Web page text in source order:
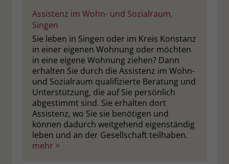
Assistenz im Wohn- und Sozialraum,
Singen
Sie leben in Singen oder im Kreis Konstanz
in einer eigenen Wohnung oder möchten
in eine eigene Wohnung ziehen? Dann
erhalten Sie durch die Assistenz im Wohn-
und Sozialraum qualifizierte Beratung und
Unterstützung, die auf Sie persönlich
abgestimmt sind. Sie erhalten dort
Assistenz, wo Sie sie benötigen und
können dadurch weitgehend eigenständig
leben und an der Gesellschaft teilhaben.
mehr >